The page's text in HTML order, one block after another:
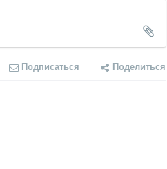
Подписаться Поделиться